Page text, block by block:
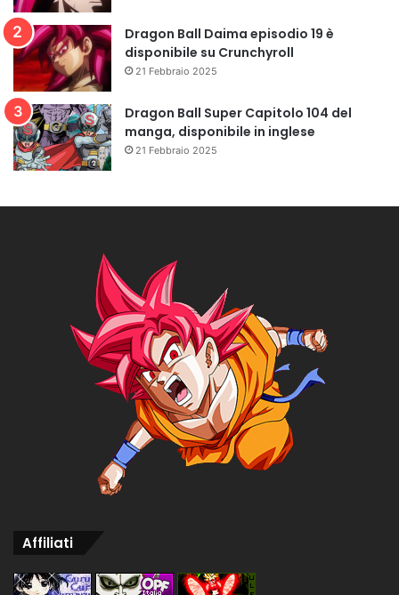
Dragon Ball Daima episodio 19 è
disponibile su Crunchyroll
21 Febbraio 2025
Dragon Ball Super Capitolo 104 del
manga, disponibile in inglese
21 Febbraio 2025
Affiliati